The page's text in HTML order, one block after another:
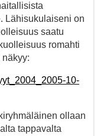
Lähisukulaiseni on
saatu
romahti
näkyy:
10-
ollaan
tappavalta